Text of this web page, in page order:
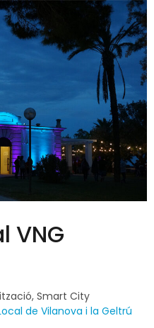
VNG
Smart City
de Vilanova i la Geltrú